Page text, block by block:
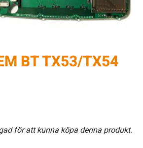
BT TX53/TX54
för att kunna köpa denna produkt.